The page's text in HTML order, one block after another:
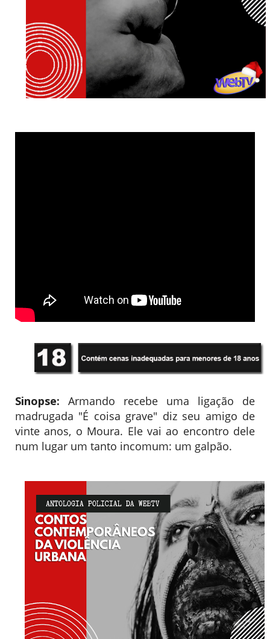
Sinopse: Armando recebe uma ligação de
madrugada "É coisa grave" diz seu amigo de
vinte anos, o Moura. Ele vai ao encontro dele
num lugar um tanto incomum: um galpão.